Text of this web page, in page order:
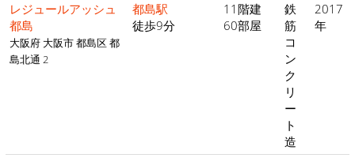
レジュールアッシュ
都島
大阪府 大阪市 都島区 都
島北通 2
都島駅
徒歩9分
11階建
60部屋
鉄
筋
コ
ン
ク
リ
ー
ト
造
2017
年